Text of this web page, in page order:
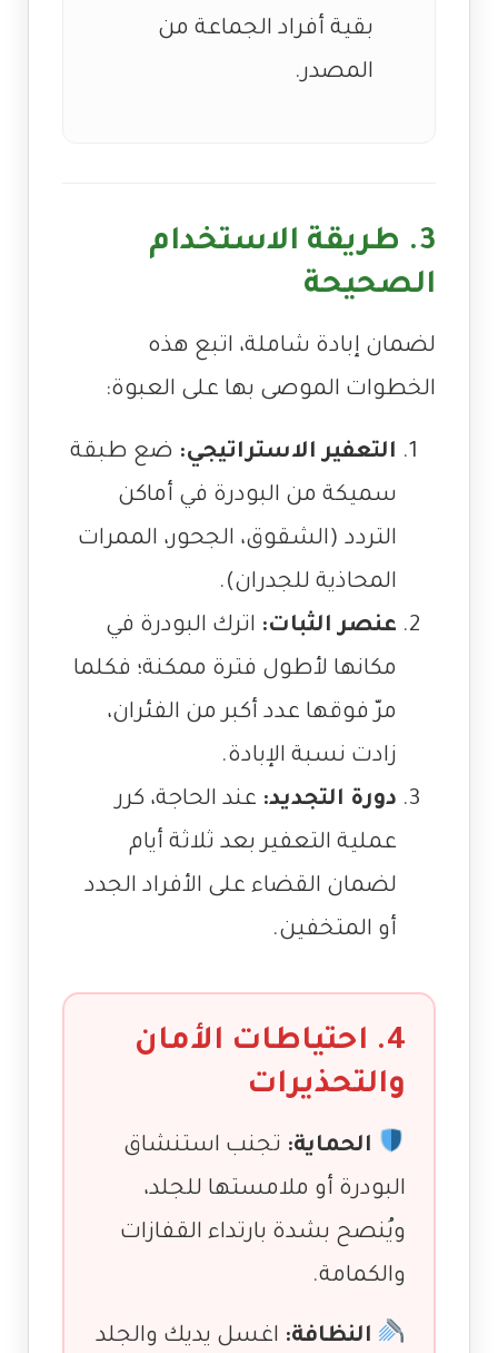
بقية أفراد الجماعة من
المصدر.
3. طريقة الاستخدام
الصحيحة
لضمان إبادة شاملة، اتبع هذه
الخطوات الموصى بها على العبوة:
التعفير الاستراتيجي: ضع طبقة
سميكة من البودرة في أماكن
التردد (الشقوق، الجحور، الممرات
المحاذية للجدران).
عنصر الثبات: اترك البودرة في
مكانها لأطول فترة ممكنة؛ فكلما
مرّ فوقها عدد أكبر من الفئران،
زادت نسبة الإبادة.
دورة التجديد: عند الحاجة، كرر
عملية التعفير بعد ثلاثة أيام
لضمان القضاء على الأفراد الجدد
أو المتخفين.
4. احتياطات الأمان
والتحذيرات
الحماية: تجنب استنشاق
البودرة أو ملامستها للجلد،
ويُنصح بشدة بارتداء القفازات
والكمامة.
النظافة: اغسل يديك والجلد